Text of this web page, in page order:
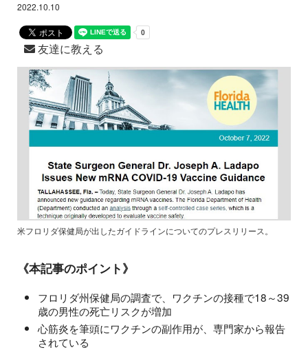
2022.10.10
友達に教える
米フロリダ保健局が出したガイドラインについてのプレスリリース。
《本記事のポイント》
フロリダ州保健局の調査で、ワクチンの接種で18～39
歳の男性の死亡リスクが増加
心筋炎を筆頭にワクチンの副作用が、専門家から報告
されている